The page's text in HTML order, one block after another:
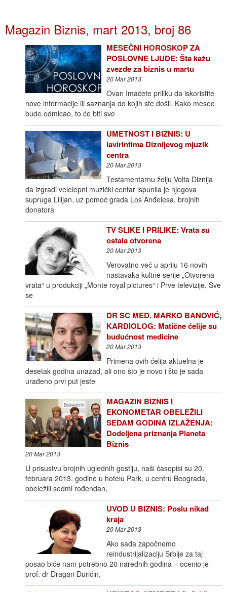
Magazin Biznis, mart 2013, broj 86
MESEČNI HOROSKOP ZA
POSLOVNE LJUDE: Šta kažu
zvezde za biznis u martu
20 Mar 2013
Ovan Imaćete priliku da iskoristite
nove informacije ili saznanja do kojih ste došli. Kako mesec
bude odmicao, to će biti sve
UMETNOST I BIZNIS: U
lavirintima Diznijevog mjuzik
centra
20 Mar 2013
Testamentarnu želju Volta Diznija
da izgradi velelepni muzički centar ispunila je njegova
supruga Lilijan, uz pomoć grada Los Anđelesa, brojnih
donatora
TV SLIKE I PRILIKE: Vrata su
ostala otvorena
20 Mar 2013
Verovatno već u aprilu 16 novih
nastavaka kultne serije „Otvorena
vrata“ u produkciji „Monte royal pictures“ i Prve televizije. Sve
se
DR SC MED. MARKO BANOVIĆ,
KARDIOLOG: Matične ćelije su
budućnost medicine
20 Mar 2013
Primena ovih ćelija aktuelna je
desetak godina unazad, ali ono što je novo i što je sada
urađeno prvi put jeste
MAGAZIN BIZNIS I
EKONOMETAR OBELEŽILI
SEDAM GODINA IZLAŽENJA:
Dodeljena priznanja Planeta
Biznis
20 Mar 2013
U prisustvu brojnih uglednih gostiju, naši časopisi su 20.
februara 2013. godine u hotelu Park, u centru Beograda,
obeležili sedmi rođendan,
UVOD U BIZNIS: Poslu nikad
kraja
20 Mar 2013
Ako sada započnemo
reindustrijalizaciju Srbije za taj
posao biće nam potrebno 20 narednih godina – ocenio je
prof. dr Dragan Đuričin,